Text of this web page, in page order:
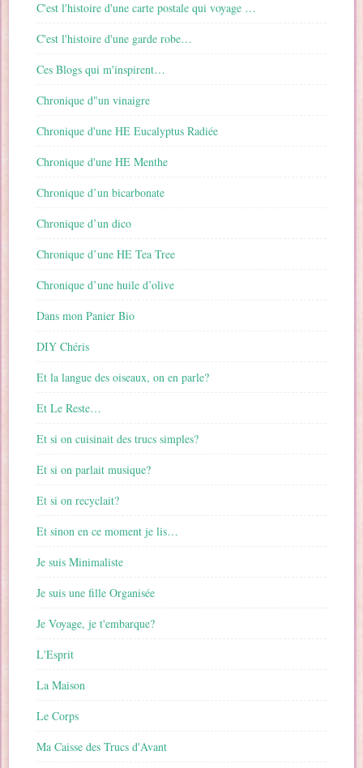
C'est l'histoire d'une carte postale qui voyage …
C'est l'histoire d'une garde robe…
Ces Blogs qui m'inspirent…
Chronique d"un vinaigre
Chronique d'une HE Eucalyptus Radiée
Chronique d'une HE Menthe
Chronique d’un bicarbonate
Chronique d’un dico
Chronique d’une HE Tea Tree
Chronique d’une huile d’olive
Dans mon Panier Bio
DIY Chéris
Et la langue des oiseaux, on en parle?
Et Le Reste…
Et si on cuisinait des trucs simples?
Et si on parlait musique?
Et si on recyclait?
Et sinon en ce moment je lis…
Je suis Minimaliste
Je suis une fille Organisée
Je Voyage, je t'embarque?
L'Esprit
La Maison
Le Corps
Ma Caisse des Trucs d'Avant